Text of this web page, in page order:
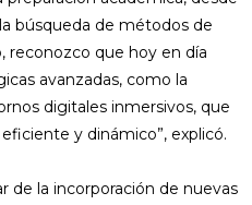
búsqueda de métodos de
reconozco que hoy en día
avanzadas, como la
digitales inmersivos, que
y dinámico”, explicó.
de la incorporación de nuevas